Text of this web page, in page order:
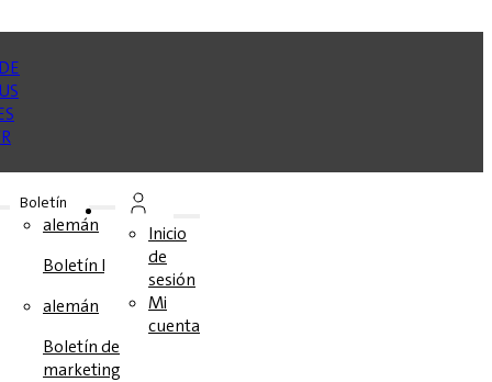
Boletín
alemán
Boletín E3
alemán
Boletín de
marketing
Inicio
de
sesión
Mi
cuenta